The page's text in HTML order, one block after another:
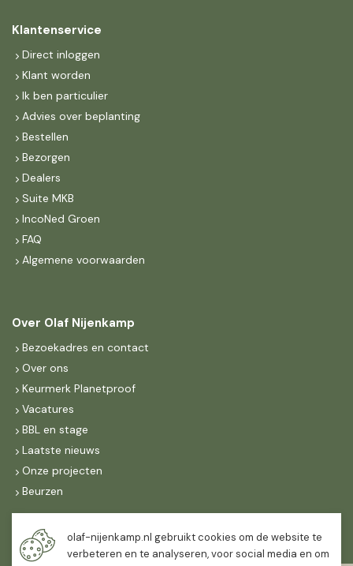
Klantenservice
Direct inloggen
Klant worden
Ik ben particulier
Advies over beplanting
Bestellen
Bezorgen
Dealers
Suite MKB
IncoNed Groen
FAQ
Algemene voorwaarden
Over Olaf Nijenkamp
Bezoekadres en contact
Over ons
Keurmerk Planetproof
Vacatures
BBL en stage
Laatste nieuws
Onze projecten
Beurzen
Maandag t/m vrijdag
07:30- 16:30
olaf-nijenkamp.nl gebruikt cookies om de website te
verbeteren en te analyseren, voor social media en om